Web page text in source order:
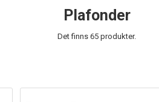
Plafonder
Det finns 65 produkter.